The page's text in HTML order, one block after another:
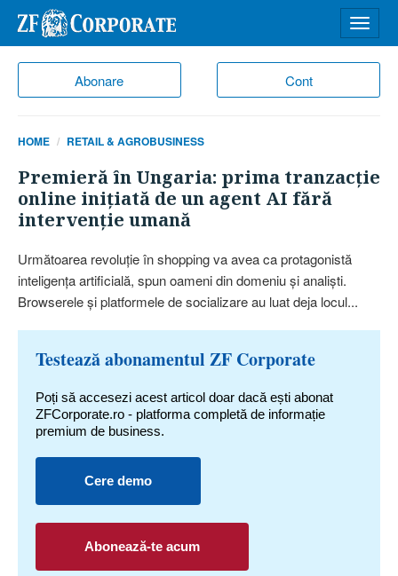
Abonare Cont
meniu
HOME RETAIL & AGROBUSINESS
Premieră în Ungaria: prima tranzacţie
online iniţiată de un agent AI fără
intervenţie umană
Următoarea revoluţie în shopping va avea ca protagonistă
inteligenţa artificială, spun oameni din domeniu şi analişti.
Browserele şi platformele de socializare au luat deja locul...
Testează abonamentul ZF Corporate
Poți să accesezi acest articol doar dacă ești abonat
ZFCorporate.ro - platforma completă de informație
premium de business.
Cere demo
Abonează-te acum